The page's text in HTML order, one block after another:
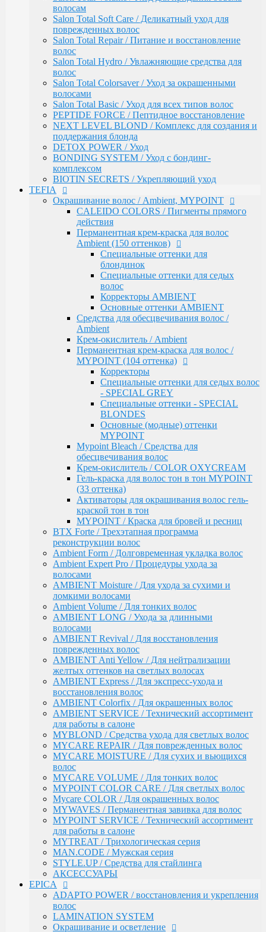
BONDING SYSTEM / Уход с бондинг-комплексом
BIOTIN SECRETS / Укрепляющий уход
TEFIA
Окрашивание волос / Ambient, MYPOINT
CALEIDO COLORS / Пигменты прямого
действия
Перманентная крем-краска для волос
Ambient (150 оттенков)
Специальные оттенки для блондинок
Специальные оттенки для седых волос
Корректоры AMBIENT
Основные оттенки AMBIENT
Средства для обесцвечивания волос /
Ambient
Крем-окислитель / Ambient
Перманентная крем-краска для волос /
MYPOINT (104 оттенка)
Корректоры
Специальные оттенки для седых волос
- SPECIAL GREY
Специальные оттенки - SPECIAL
BLONDES
Основные (модные) оттенки
MYPOINT
Mypoint Bleach / Средства для
обесцвечивания волос
Крем-окислитель / COLOR OXYCREAM
Гель-краска для волос тон в тон MYPOINT
(33 оттенка)
Активаторы для окрашивания волос гель-
краской тон в тон
MYPOINT / Краска для бровей и ресниц
BTX Forte / Трехэтапная программа
реконструкции волос
Ambient Form / Долговременная укладка волос
Ambient Expert Pro / Процедуры ухода за волосами
AMBIENT Moisture / Для ухода за сухими и
ломкими волосами
Ambient Volume / Для тонких волос
AMBIENT LONG / Ухода за длинными волосами
AMBIENT Revival / Для восстановления
поврежденных волос
AMBIENT Anti Yellow / Для нейтрализации
желтых оттенков на светлых волосах
AMBIENT Express / Для экспресс-ухода и
восстановления волос
AMBIENT Colorfix / Для окрашенных волос
AMBIENT SERVICE / Технический ассортимент
для работы в салоне
MYBLOND / Средства ухода для светлых волос
MYCARE REPAIR / Для поврежденных волос
MYCARE MOISTURE / Для сухих и вьющихся
волос
MYCARE VOLUME / Для тонких волос
MYPOINT COLOR CARE / Для светлых волос
Mycare COLOR / Для окрашенных волос
MYWAVES / Перманентная завивка для волос
MYPOINT SERVICE / Технический ассортимент
для работы в салоне
MYTREAT / Трихологическая серия
MAN.CODE / Мужская серия
STYLE.UP / Средства для стайлинга
АКСЕССУАРЫ
EPICA
ADAPTO POWER / восстановления и укрепления
волос
LAMINATION SYSTEM
Окрашивание и осветление
КРЕМ-КРАСКА COLORSHADE
Осветление
Окисляющая эмульсия
Гель-краска Colordream
Оттеночные муссы
SHAPE WAVE / Химическая завивка
НАБОРЫ EPICA
Уход за кожей рук / Крем-мыло, Крем для рук
Styling
TOTAL CARE / Уход и защита
SPECIAL / Особенный уход
SKIN BALANCE| / Регулирование работы сальных
желез
SILK WAVES / Ежедневный уход за вьющимися
волосами
HEMP THERAPY ORGANIC / Для роста волос
MEN'S / Мужская серия
COLD BLOND / Уход для blond
KERATIN PRO / Реконструкция и восстановление
волосам
Salon Total Soft Care / Деликатный уход для
поврежденных волос
Salon Total Repair / Питание и восстановление
волос
Salon Total Hydro / Увлажняющие средства для
волос
Salon Total Colorsaver / Уход за окрашенными
волосами
Salon Total Basic / Уход для всех типов волос
PEPTIDE FORCE / Пептидное восстановление
NEXT LEVEL BLOND / Комплекс для создания и
поддержания блонда
DETOX POWER / Уход
BONDING SYSTEM / Уход с бондинг-
комплексом
BIOTIN SECRETS / Укрепляющий уход
TEFIA
Окрашивание волос / Ambient, MYPOINT
CALEIDO COLORS / Пигменты прямого
действия
Перманентная крем-краска для волос
Ambient (150 оттенков)
Специальные оттенки для
блондинок
Специальные оттенки для седых
волос
Корректоры AMBIENT
Основные оттенки AMBIENT
Средства для обесцвечивания волос /
Ambient
Крем-окислитель / Ambient
Перманентная крем-краска для волос /
MYPOINT (104 оттенка)
Корректоры
Специальные оттенки для седых волос
- SPECIAL GREY
Специальные оттенки - SPECIAL
BLONDES
Основные (модные) оттенки
MYPOINT
Mypoint Bleach / Средства для
обесцвечивания волос
Крем-окислитель / COLOR OXYCREAM
Гель-краска для волос тон в тон MYPOINT
(33 оттенка)
Активаторы для окрашивания волос гель-
краской тон в тон
MYPOINT / Краска для бровей и ресниц
BTX Forte / Трехэтапная программа
реконструкции волос
Ambient Form / Долговременная укладка волос
Ambient Expert Pro / Процедуры ухода за
волосами
AMBIENT Moisture / Для ухода за сухими и
ломкими волосами
Ambient Volume / Для тонких волос
AMBIENT LONG / Ухода за длинными
волосами
AMBIENT Revival / Для восстановления
поврежденных волос
AMBIENT Anti Yellow / Для нейтрализации
желтых оттенков на светлых волосах
AMBIENT Express / Для экспресс-ухода и
восстановления волос
AMBIENT Colorfix / Для окрашенных волос
AMBIENT SERVICE / Технический ассортимент
для работы в салоне
MYBLOND / Средства ухода для светлых волос
MYCARE REPAIR / Для поврежденных волос
MYCARE MOISTURE / Для сухих и вьющихся
волос
MYCARE VOLUME / Для тонких волос
MYPOINT COLOR CARE / Для светлых волос
Mycare COLOR / Для окрашенных волос
MYWAVES / Перманентная завивка для волос
MYPOINT SERVICE / Технический ассортимент
для работы в салоне
MYTREAT / Трихологическая серия
MAN.CODE / Мужская серия
STYLE.UP / Средства для стайлинга
АКСЕССУАРЫ
EPICA
ADAPTO POWER / восстановления и укрепления
волос
LAMINATION SYSTEM
Окрашивание и осветление